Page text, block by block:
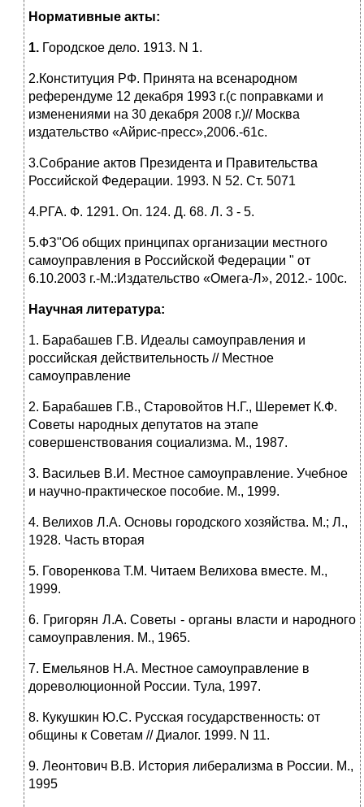
Нормативные акты:
1. Городское дело. 1913. N 1.
2.Конституция РФ. Принята на всенародном
референдуме 12 декабря 1993 г.(с поправками и
изменениями на 30 декабря 2008 г.)// Москва
издательство «Айрис-пресс»,2006.-61с.
3.Собрание актов Президента и Правительства
Российской Федерации. 1993. N 52. Ст. 5071
4.РГА. Ф. 1291. Оп. 124. Д. 68. Л. 3 - 5.
5.ФЗ"Об общих принципах организации местного
самоуправления в Российской Федерации " от
6.10.2003 г.-М.:Издательство «Омега-Л», 2012.- 100с.
Научная литература:
1. Барабашев Г.В. Идеалы самоуправления и
российская действительность // Местное
самоуправление
2. Барабашев Г.В., Старовойтов Н.Г., Шеремет К.Ф.
Советы народных депутатов на этапе
совершенствования социализма. М., 1987.
3. Васильев В.И. Местное самоуправление. Учебное
и научно-практическое пособие. М., 1999.
4. Велихов Л.А. Основы городского хозяйства. М.; Л.,
1928. Часть вторая
5. Говоренкова Т.М. Читаем Велихова вместе. М.,
1999.
6. Григорян Л.А. Советы - органы власти и народного
самоуправления. М., 1965.
7. Емельянов Н.А. Местное самоуправление в
дореволюционной России. Тула, 1997.
8. Кукушкин Ю.С. Русская государственность: от
общины к Советам // Диалог. 1999. N 11.
9. Леонтович В.В. История либерализма в России. М.,
1995